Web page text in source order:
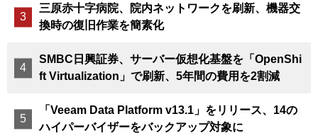
三原赤十字病院、院内ネットワークを刷新、機器交
換時の復旧作業を簡素化
SMBC日興証券、サーバー仮想化基盤を「OpenShi
ft Virtualization」で刷新、5年間の費用を2割減
「Veeam Data Platform v13.1」をリリース、14の
ハイパーバイザーをバックアップ対象に